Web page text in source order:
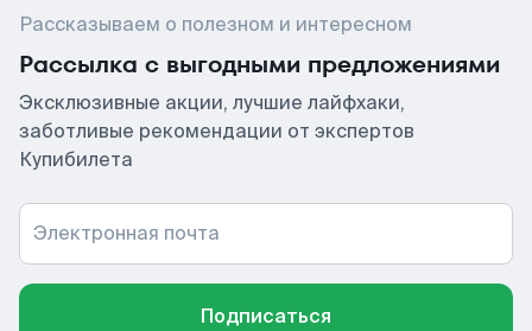
Рассказываем о полезном и интересном
Рассылка с выгодными предложениями
Эксклюзивные акции, лучшие лайфхаки,
заботливые рекомендации от экспертов
Купибилета
Электронная почта
Подписаться